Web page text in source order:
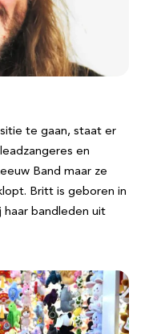
te gaan, staat er
en
Band maar ze
Britt is geboren in
haar bandleden uit